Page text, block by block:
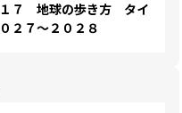
１７ 地球の歩き方 タイ
２７～２０２８